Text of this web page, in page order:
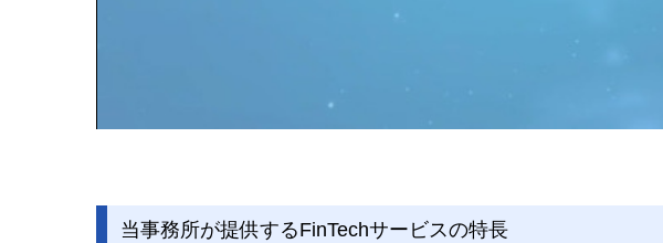
当事務所が提供するFinTechサービスの特長